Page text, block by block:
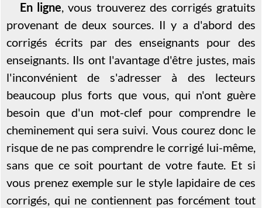
En ligne, vous trouverez des corrigés gratuits
provenant de deux sources. Il y a d'abord des
corrigés écrits par des enseignants pour des
enseignants. Ils ont l'avantage d'être justes, mais
l'inconvénient de s'adresser à des lecteurs
beaucoup plus forts que vous, qui n'ont guère
besoin que d'un mot-clef pour comprendre le
cheminement qui sera suivi. Vous courez donc le
risque de ne pas comprendre le corrigé lui-même,
sans que ce soit pourtant de votre faute. Et si
vous prenez exemple sur le style lapidaire de ces
corrigés, qui ne contiennent pas forcément tout